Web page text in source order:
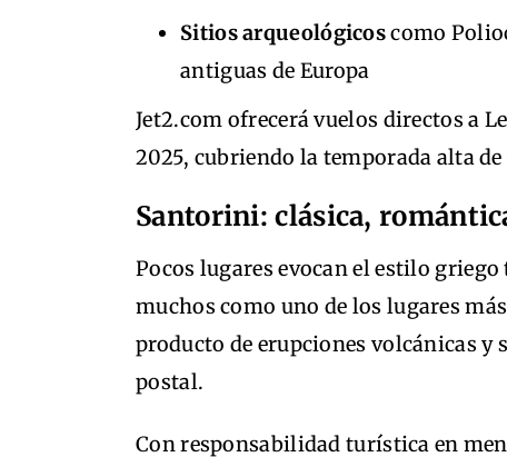
Sitios arqueológicoscomo
antiguas de Europa
Jet2.com ofrecerá vuelos directos a
2025, cubriendo la temporada alta de
Santorini: clásica,
Pocos lugares evocan el estilo
muchos como uno de los lugares
producto de erupciones volcánicas y
postal.
Con responsabilidad turística en